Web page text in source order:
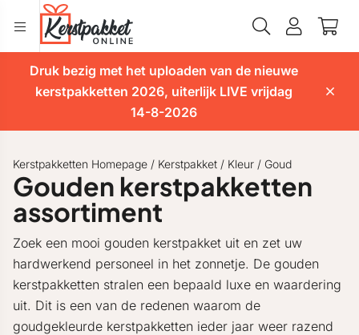
Druk bezig met het uploaden van de nieuwe
kerstpakketten 2026, uiterlijk LIVE vrijdag
14-8-2026
Kerstpakketten Homepage / Kerstpakket / Kleur / Goud
Gouden kerstpakketten
assortiment
Zoek een mooi gouden kerstpakket uit en zet uw
hardwerkend personeel in het zonnetje. De gouden
kerstpakketten stralen een bepaald luxe en waardering
uit. Dit is een van de redenen waarom de
goudgekleurde kerstpakketten ieder jaar weer razend